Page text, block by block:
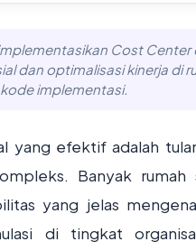
Cost
dan optimalisasi kinerja di
implementasi.
yang efektif adalah
Banyak
yang jelas
di tingkat